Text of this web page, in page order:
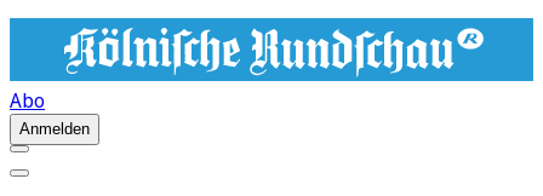
Abo
Anmelden